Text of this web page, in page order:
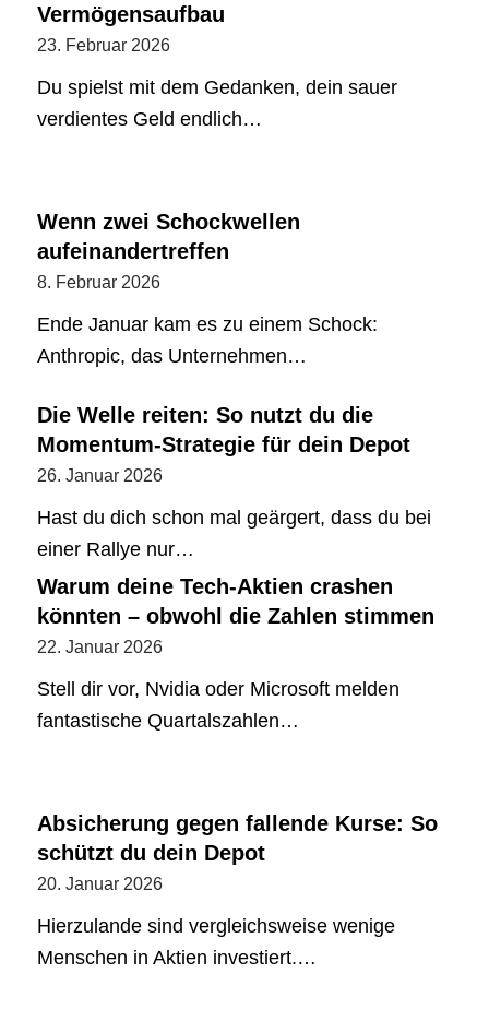
Vermögensaufbau
23. Februar 2026
Du spielst mit dem Gedanken, dein sauer
verdientes Geld endlich…
Wenn zwei Schockwellen
aufeinandertreffen
8. Februar 2026
Ende Januar kam es zu einem Schock:
Anthropic, das Unternehmen…
Die Welle reiten: So nutzt du die
Momentum-Strategie für dein Depot
26. Januar 2026
Hast du dich schon mal geärgert, dass du bei
einer Rallye nur…
Warum deine Tech-Aktien crashen
könnten – obwohl die Zahlen stimmen
22. Januar 2026
Stell dir vor, Nvidia oder Microsoft melden
fantastische Quartalszahlen…
Absicherung gegen fallende Kurse: So
schützt du dein Depot
20. Januar 2026
Hierzulande sind vergleichsweise wenige
Menschen in Aktien investiert.…